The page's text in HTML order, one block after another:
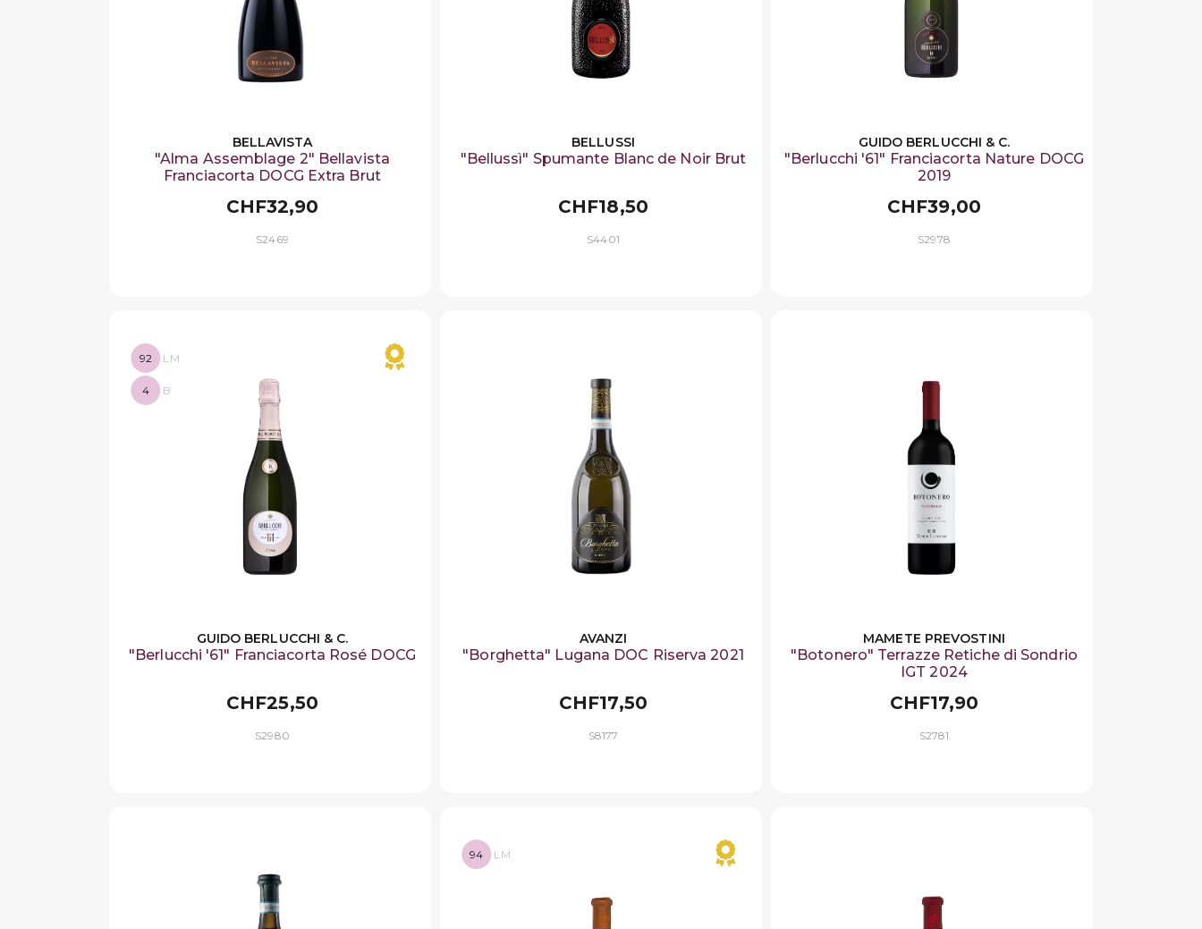
BELLAVISTA
"Alma Assemblage 2" Bellavista
Franciacorta DOCG Extra Brut
CHF32,90
S2469
BELLUSSI
"Bellussì" Spumante Blanc de Noir Brut
CHF18,50
S4401
GUIDO BERLUCCHI & C.
"Berlucchi '61" Franciacorta Nature DOCG
2019
CHF39,00
S2978
92 LM
4 B
GUIDO BERLUCCHI & C.
"Berlucchi '61" Franciacorta Rosé DOCG
CHF25,50
S2980
AVANZI
"Borghetta" Lugana DOC Riserva 2021
CHF17,50
S8177
MAMETE PREVOSTINI
"Botonero" Terrazze Retiche di Sondrio
IGT 2024
CHF17,90
S2781
94 LM